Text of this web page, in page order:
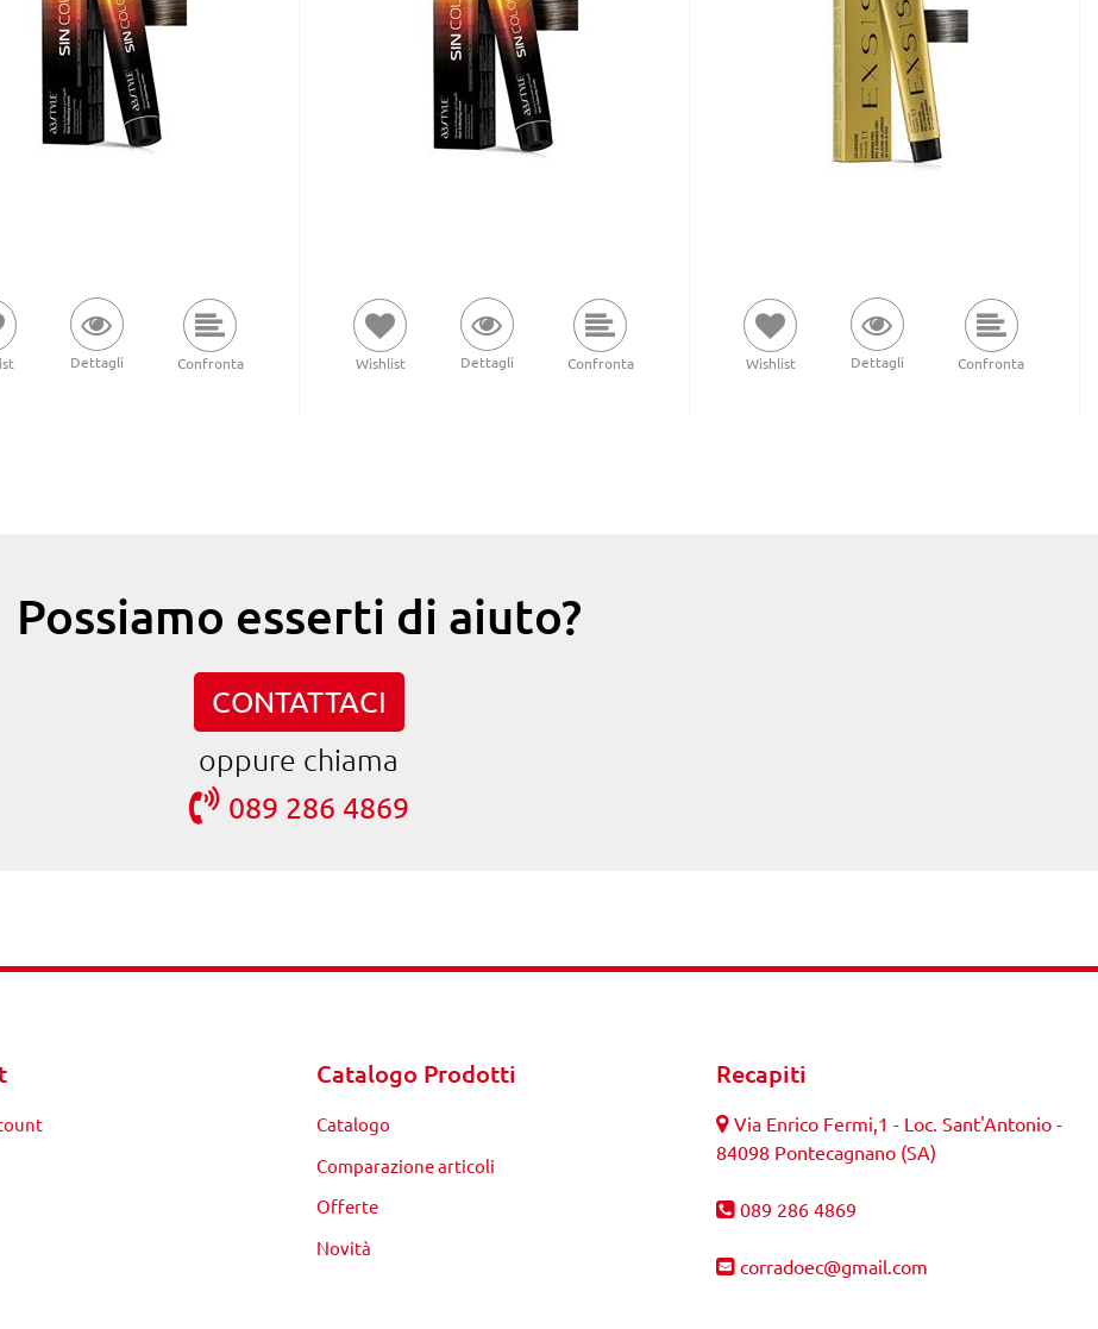
Dettagli Confronta Wishlist Dettagli Confronta Wishlist Dettagli Confronta
Possiamo esserti di aiuto?
CONTATTACI
oppure chiama
089 286 4869
Catalogo Prodotti
Catalogo
Comparazione articoli
Offerte
Novità
Recapiti
Via Enrico Fermi,1 - Loc. Sant'Antonio -
84098 Pontecagnano (SA)
089 286 4869
corradoec@gmail.com